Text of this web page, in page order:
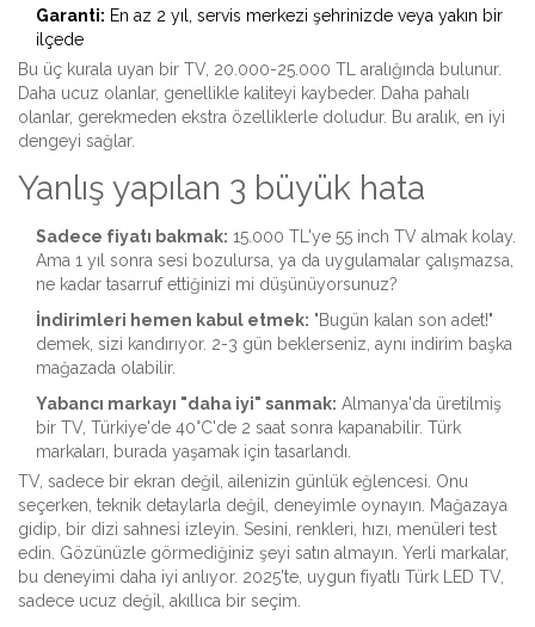
Garanti: En az 2 yıl, servis merkezi şehrinizde veya yakın bir
ilçede
Bu üç kurala uyan bir TV, 20.000-25.000 TL aralığında bulunur.
Daha ucuz olanlar, genellikle kaliteyi kaybeder. Daha pahalı
olanlar, gerekmeden ekstra özelliklerle doludur. Bu aralık, en iyi
dengeyi sağlar.
Yanlış yapılan 3 büyük hata
Sadece fiyatı bakmak: 15.000 TL'ye 55 inch TV almak kolay.
Ama 1 yıl sonra sesi bozulursa, ya da uygulamalar çalışmazsa,
ne kadar tasarruf ettiğinizi mi düşünüyorsunuz?
İndirimleri hemen kabul etmek: "Bugün kalan son adet!"
demek, sizi kandırıyor. 2-3 gün beklerseniz, aynı indirim başka
mağazada olabilir.
Yabancı markayı "daha iyi" sanmak: Almanya'da üretilmiş
bir TV, Türkiye'de 40°C'de 2 saat sonra kapanabilir. Türk
markaları, burada yaşamak için tasarlandı.
TV, sadece bir ekran değil, ailenizin günlük eğlencesi. Onu
seçerken, teknik detaylarla değil, deneyimle oynayın. Mağazaya
gidip, bir dizi sahnesi izleyin. Sesini, renkleri, hızı, menüleri test
edin. Gözünüzle görmediğiniz şeyi satın almayın. Yerli markalar,
bu deneyimi daha iyi anlıyor. 2025'te, uygun fiyatlı Türk LED TV,
sadece ucuz değil, akıllıca bir seçim.